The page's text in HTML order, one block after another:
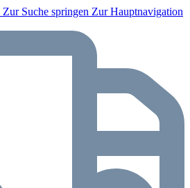
Zur Suche springen Zur Hauptnavigation